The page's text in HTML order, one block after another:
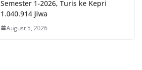
Semester 1-2026, Turis ke Kepri
1.040.914 Jiwa
August 5, 2026